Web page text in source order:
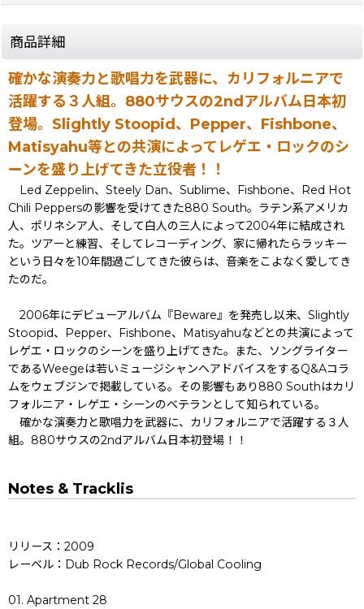
商品詳細
確かな演奏力と歌唱力を武器に、カリフォルニアで
活躍する３人組。880サウスの2ndアルバム日本初
登場。Slightly Stoopid、Pepper、Fishbone、
Matisyahu等との共演によってレゲエ・ロックのシ
ーンを盛り上げてきた立役者！！
Led Zeppelin、Steely Dan、Sublime、Fishbone、Red Hot
Chili Peppersの影響を受けてきた880 South。ラテン系アメリカ
人、ポリネシア人、そして白人の三人によって2004年に結成され
た。ツアーと練習、そしてレコーディング、家に帰れたらラッキー
という日々を10年間過ごしてきた彼らは、音楽をこよなく愛してき
たのだ。
2006年にデビューアルバム『Beware』を発売し以来、Slightly
Stoopid、Pepper、Fishbone、Matisyahuなどとの共演によって
レゲエ・ロックのシーンを盛り上げてきた。また、ソングライター
であるWeegeは若いミュージシャンへアドバイスをするQ&Aコラ
ムをウェブジンで掲載している。その影響もあり880 Southはカリ
フォルニア・レゲエ・シーンのベテランとして知られている。
確かな演奏力と歌唱力を武器に、カリフォルニアで活躍する３人
組。880サウスの2ndアルバム日本初登場！！
Notes & Tracklis
リリース：2009
レーベル：Dub Rock Records/Global Cooling
01. Apartment 28